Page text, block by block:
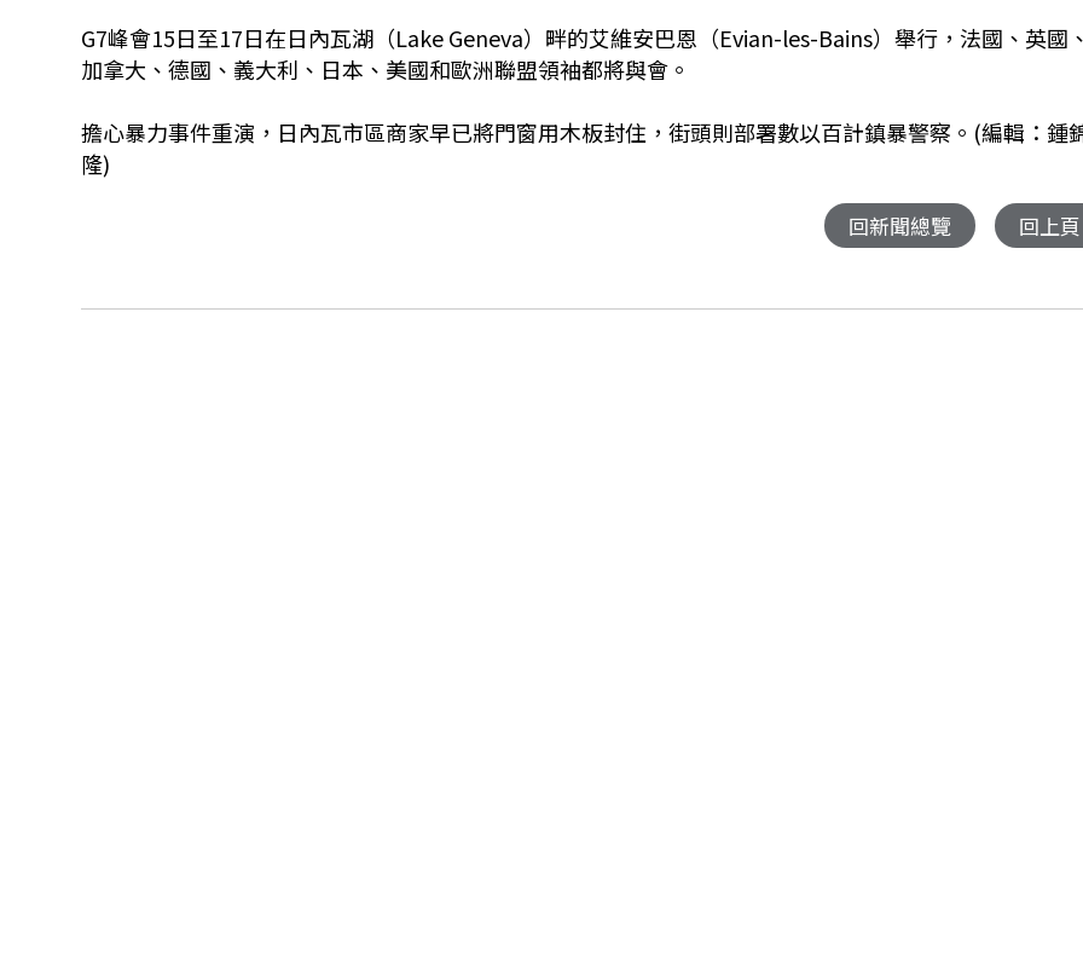
G7峰會15日至17日在日內瓦湖（Lake Geneva）畔的艾維安巴恩（Evian-les-Bains）舉行，法國、英國
加拿大、德國、義大利、日本、美國和歐洲聯盟領袖都將與會。
擔心暴力事件重演，日內瓦市區商家早已將門窗用木板封住，街頭則部署數以百計鎮暴警察。(編輯：鍾
隆)
回新聞總覽 回上頁